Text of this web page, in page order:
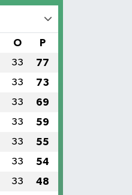
O P
33 77
33 73
33 69
33 59
33 55
33 54
33 48